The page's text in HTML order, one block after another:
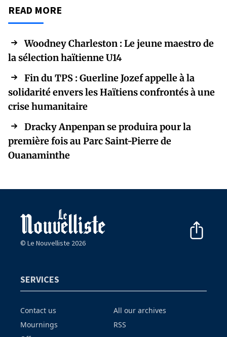
READ MORE
Woodney Charleston : Le jeune maestro de
la sélection haïtienne U14
Fin du TPS : Guerline Jozef appelle à la
solidarité envers les Haïtiens confrontés à une
crise humanitaire
Dracky Anpenpan se produira pour la
première fois au Parc Saint-Pierre de
Ouanaminthe
© Le Nouvelliste 2026
SERVICES
Contact us
Mournings
All our archives
RSS